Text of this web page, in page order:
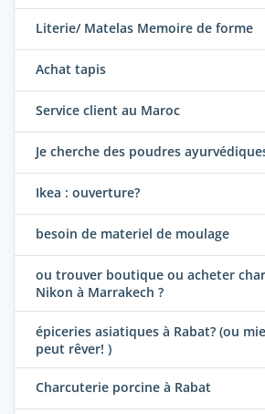
Literie/ Matelas Memoire de forme
Achat tapis
Service client au Maroc
Je cherche des poudres
Ikea : ouverture?
besoin de materiel de moulage
ou trouver boutique ou acheter
Nikon à Marrakech ?
épiceries asiatiques à Rabat? (ou
peut rêver! )
Charcuterie porcine à Rabat